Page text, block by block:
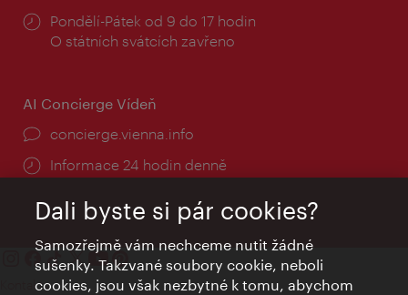
Provozní
doba:
Pondělí-Pátek od 9 do 17 hodin
O státních svátcích zavřeno
AI Concierge Vídeň
concierge.vienna.info
Informace 24 hodin denně
Kontakty
Dali byste si pár cookies?
Samozřejmě vám nechceme nutit žádné
sušenky. Takzvané soubory cookie, neboli
cookies, jsou však nezbytné k tomu, abychom